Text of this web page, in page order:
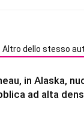
Altro dello stesso
in Alaska,
ad alta